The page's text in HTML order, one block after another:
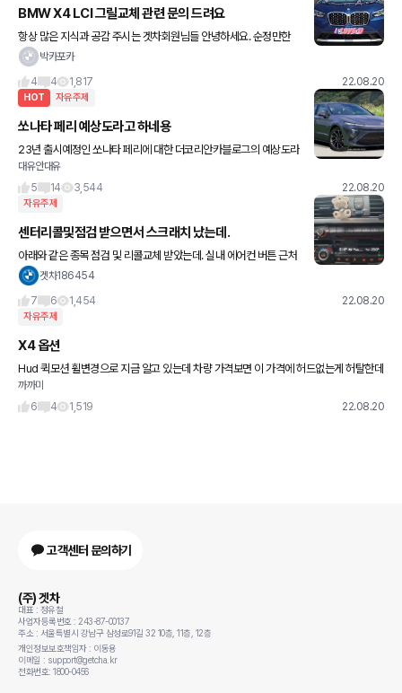
BMW X4 LCI 그릴교체 관련 문의 드려요
항상 많은 지식과 공감 주시는 겟차회원님들 안녕하세요. 순정만한
튜닝 없다는 만고의 진리를 외면하고 출고한지 얼마 되지않은 차의
박카포카
4
4 1,817 22.08.20
HOT 자유주제
쏘나타 페리 예상도라고 하네용
23년 출시예정인 쏘나타 페리에 대한 더코리안카블로그의 예상도라
는데요.. 무슨 일본차스럽네요ㅠㅠㅠ
대유안대유
5
14 3,544 22.08.20
자유주제
센터리콜및점검 받으면서 스크래치 났는데.
아래와 같은 종목 점검 및 리콜교체 받았는데. 실내 에어컨 버튼 근처
플라스틱(명칭은 실내공조기 판넬?) 기스 엄청났네요(사진유) 미리
겟차186454
7
6 1,454 22.08.20
자유주제
X4 옵션
Hud 퀵모션 휠변경으로 지금 알고 있는데 차량 가격보면 이 가격에 허드없는게 허탈한데
11월이나 내년 쯤 들어올 가능성 좀 있을까요 현기는 반도체대란 해소 됐다 들어서요
까까미
6
4 1,519 22.08.20
고객센터 문의하기
(주) 겟차
대표 : 정유철
사업자등록번호 : 243-87-00137
주소 : 서울특별시 강남구 삼성로91길 32 10층, 11층, 12층
개인정보보호책임자 : 이동용
이메일 : support@getcha.kr
전화번호: 1800-0456